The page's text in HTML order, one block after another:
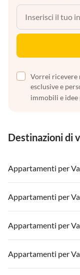
Vorrei ricevere
esclusive e
immobili e idee
Destinazioni di
Appartamenti per
Appartamenti per
Appartamenti per
Appartamenti per
Appartamenti per
Appartamenti per
Appartamenti per
Appartamenti per
Appartamenti per
Appartamenti per
Appartamenti per
Appartamenti per
Appartamenti per